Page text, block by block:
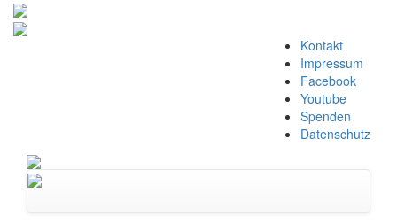
Kontakt
Impressum
Facebook
Youtube
Spenden
Datenschutz
Navigation